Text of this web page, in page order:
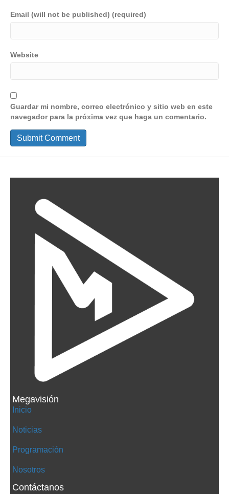
Email (will not be published) (required)
Website
Guardar mi nombre, correo electrónico y sitio web en este
navegador para la próxima vez que haga un comentario.
Megavisión
Inicio
Noticias
Programación
Nosotros
Contáctanos